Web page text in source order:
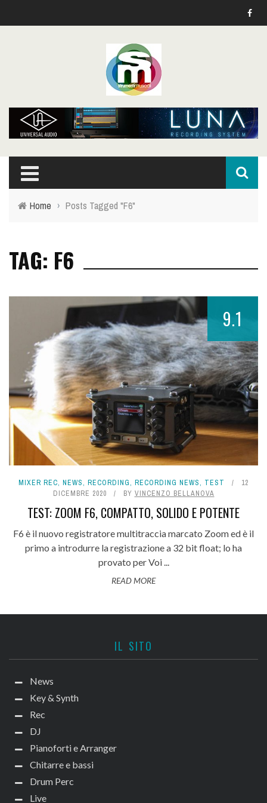
Home › Posts Tagged "F6"
TAG: F6
9.1
MIXER REC, NEWS, RECORDING, RECORDING NEWS, TEST
12
DICEMBRE 2020
BY VINCENZO BELLANOVA
TEST: ZOOM F6, COMPATTO, SOLIDO E POTENTE
F6 è il nuovo registratore multitraccia marcato Zoom ed è il
primo a introdurre la registrazione a 32 bit float; lo ha
provato per Voi ...
READ MORE
IL SITO
News
Key & Synth
Rec
DJ
Pianoforti e Arranger
Chitarre e bassi
Drum Perc
Live